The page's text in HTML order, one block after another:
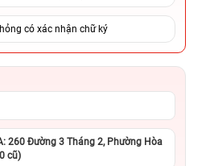
có xác nhận chữ ký
260 Đường 3 Tháng 2, Phường Hòa
cũ)